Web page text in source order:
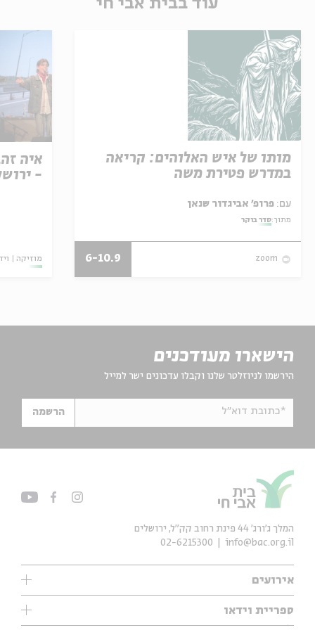
עוד בבית אבי חי
מותו של איש האלוהים: קריאה
במדרש פטירת משה
עם:
מתוך:סדר בוקר
zoom
6-10.9
איה
-
מוזיקה
הישארו מעודכנים
הירשמו לניוזלטר שלנו וקבלו עדכונים ישר למייל
*כתובת דוא"ל הרשמה
אירועים
עיון
אנגלית
ספריית וידאו
המלך ג'ורג' 44 פינת רחוב קק״ל, ירושלים
info@bac.org.il
02-6215300